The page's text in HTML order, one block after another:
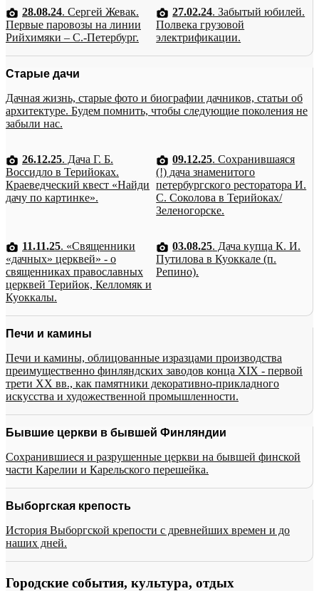
28.08.24. Сергей Жевак.
Первые паровозы на линии
Рийхимяки – С.-Петербург.
27.02.24. Забытый юбилей.
Полвека грузовой
электрификации.
Старые дачи
Дачная жизнь, старые фото и биографии дачников, статьи об
архитектуре. Будем помнить, чтобы следующие поколения не
забыли нас.
26.12.25. Дача Г. Б.
Воссидло в Терийоках.
Краеведческий квест «Найди
дачу по картинке».
09.12.25. Сохранившаяся
(!) дача знаменитого
петербургского ресторатора И.
С. Соколова в Терийоках/
Зеленогорске.
11.11.25. «Священники
«дачных» церквей» - о
священниках православных
церквей Терийок, Келломяк и
Куоккалы.
03.08.25. Дача купца К. И.
Путилова в Куоккале (п.
Репино).
Печи и камины
Печи и камины, облицованные изразцами производства
преимущественно финляндских заводов конца XIX - первой
трети XX вв., как памятники декоративно-прикладного
искусства и художественной промышленности.
Бывшие церкви в бывшей Финляндии
Сохранившиеся и разрушенные церкви на бывшей финской
части Карелии и Карельского перешейка.
Выборгская крепость
История Выборгской крепости с древнейших времен и до
наших дней.
Городские события, культура, отдых